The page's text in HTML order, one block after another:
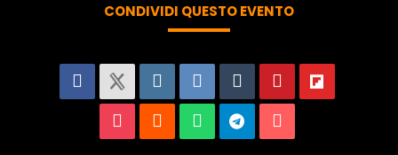
CONDIVIDI QUESTO EVENTO